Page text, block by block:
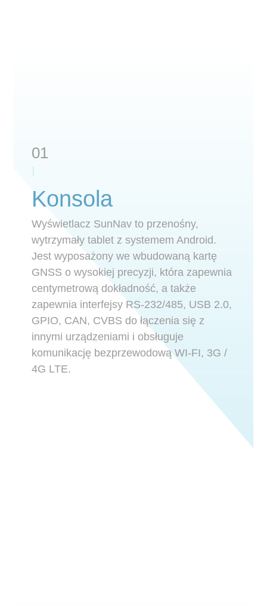
01
Konsola
Wyświetlacz SunNav to przenośny,
wytrzymały tablet z systemem Android.
Jest wyposażony we wbudowaną kartę
GNSS o wysokiej precyzji, która zapewnia
centymetrową dokładność, a także
zapewnia interfejsy RS-232/485, USB 2.0,
GPIO, CAN, CVBS do łączenia się z
innymi urządzeniami i obsługuje
komunikację bezprzewodową WI-FI, 3G /
4G LTE.